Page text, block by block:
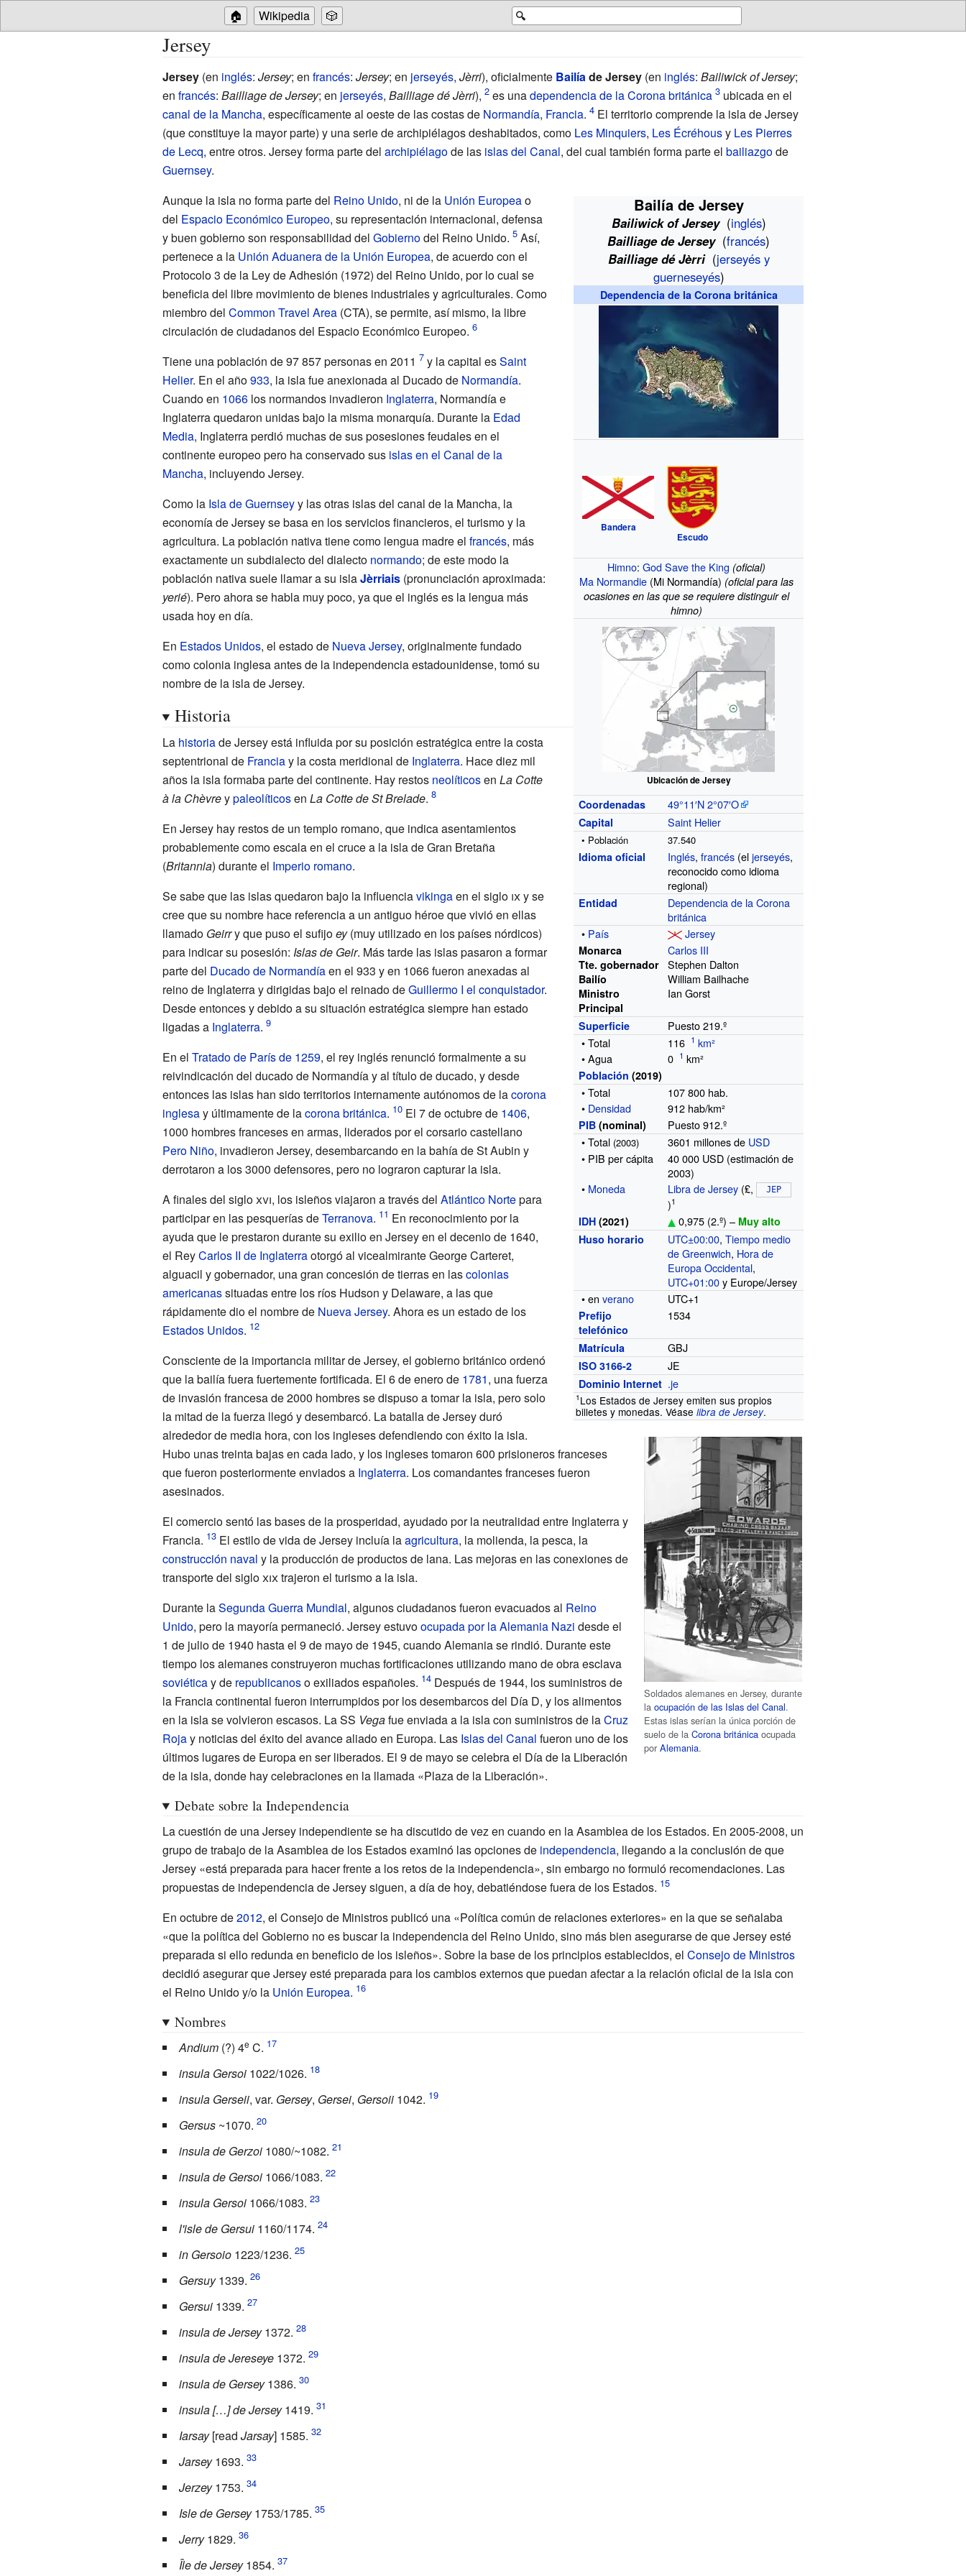
🔍
🏠 Wikipedia 🎲
Jersey
Jersey(en inglés: Jersey; en francés: Jersey; en jerseyés, Jèrri), oficialmente Bailía de Jersey(en inglés: Bailiwick of Jersey;
en francés: Bailliage de Jersey; en jerseyés, Bailliage dé Jèrri), es unadependencia de la Corona británica ubicada en el
canal de la Mancha, específicamente al oeste de las costas de Normandía, Francia. El territorio comprende la isla de Jersey
(que constituye la mayor parte) y una serie de archipiélagos deshabitados, como Les Minquiers, Les Écréhousy Les Pierres
de Lecq, entre otros. Jersey forma parte del archipiélagode las islas del Canal, del cual también forma parte el bailiazgode
Guernsey.
Bailía de Jersey
Bailiwick of Jersey (inglés)
Bailliage de Jersey (francés)
Bailliage dé Jèrri (jerseyés y
guerneseyés)
Dependencia de la Corona británica
Bandera
Escudo
Himno:God Save the King (oficial)
Ma Normandie (Mi Normandía) (oficial para las
ocasiones en las que se requiere distinguir el
himno)
Ubicación de Jersey
Coordenadas 49°11′N2°07′O
Capital Saint Helier
• Población 37.540
Idioma oficial Inglés,francés (eljerseyés,
reconocido como idioma
regional)
Entidad
Dependencia de la Corona
británica
• País Jersey
Monarca
Tte. gobernador
Bailío
Ministro
Principal
Carlos III
Stephen Dalton
William Bailhache
Ian Gorst
Superficie
Puesto 219.º
• Total
116
km²
• Agua
0 km²
Población (2019)
• Total 107 800 hab.
• Densidad 912 hab/km²
PIB (nominal)
Puesto 912.º
• Total (2003) 3601 millones de USD
• PIB per cápita
40 000 USD (estimación de
2003)
• Moneda Libra de Jersey (₤,
)1
IDH (2021) 0,975 (2.º) – Muy alto
Huso horario
UTC±00:00,Tiempo medio
de Greenwich, Hora de
Europa Occidental,
UTC+01:00y Europe/Jersey
• enverano UTC+1
Prefijo
telefónico
1534
Matrícula GBJ
ISO 3166-2 JE
Dominio Internet .je
1 Los Estados de Jersey emiten sus propios
billetes y monedas. Véaselibra de Jersey.
Aunque la isla no forma parte del Reino Unido, ni de la Unión Europeao
del Espacio Económico Europeo, su representación internacional, defensa
y buen gobierno son responsabilidad del Gobiernodel Reino Unido. Así,
pertenece a la Unión Aduanera de la Unión Europea, de acuerdo con el
Protocolo 3 de la Ley de Adhesión (1972) del Reino Unido, por lo cual se
beneficia del libre movimiento de bienes industriales y agriculturales. Como
miembro del Common Travel Area(CTA), se permite, así mismo, la libre
circulación de ciudadanos del Espacio Económico Europeo.
Tiene una población de 97857 personas en 2011 y la capital esSaint
Helier. En el año933, la isla fue anexionada al Ducado de Normandía.
Cuando en 1066los normandos invadieron Inglaterra, Normandía e
Inglaterra quedaron unidas bajo la misma monarquía. Durante la Edad
Media, Inglaterra perdió muchas de sus posesiones feudales en el
continente europeo pero ha conservado sus islas en el Canal de la
Mancha, incluyendo Jersey.
Como la Isla de Guernseyy las otras islas del canal de la Mancha, la
economía de Jersey se basa en los servicios financieros, el turismo y la
agricultura. La población nativa tiene como lengua madre el francés, más
exactamente un subdialecto del dialecto normando; de este modo la
población nativa suele llamar a su islaJèrriais(pronunciación aproximada:
yerié). Pero ahora se habla muy poco, ya que el inglés es la lengua más
usada hoy en día.
En Estados Unidos, el estado de Nueva Jersey, originalmente fundado
como colonia inglesa antes de la independencia estadounidense, tomó su
nombre de la isla de Jersey.
Historia
Soldados alemanes en Jersey, durante
laocupación de las Islas del Canal.
Estas islas serían la única porción de
suelo de laCorona británica ocupada
porAlemania.
La historiade Jersey está influida por su posición estratégica entre la costa
septentrional de Franciay la costa meridional de Inglaterra. Hace diez mil
años la isla formaba parte del continente. Hay restos neolíticosen La Cotte
à la Chèvreypaleolíticosen La Cotte de St Brelade.
En Jersey hay restos de un templo romano, que indica asentamientos
probablemente como escala en el cruce a la isla de Gran Bretaña
(Britannia) durante el Imperio romano.
Se sabe que las islas quedaron bajo la influenciavikingaen el siglo ix y se
cree que su nombre hace referencia a un antiguo héroe que vivió en ellas
llamado Geirry que puso el sufijoey(muy utilizado en los países nórdicos)
para indicar su posesión: Islas de Geir. Más tarde las islas pasaron a formar
parte del Ducado de Normandíaen el 933 y en 1066 fueron anexadas al
reino de Inglaterra y dirigidas bajo el reinado deGuillermo I el conquistador.
Desde entonces y debido a su situación estratégica siempre han estado
ligadas a Inglaterra.
En el Tratado de París de 1259, el rey inglés renunció formalmente a su
reivindicación del ducado de Normandía y al título de ducado, y desde
entonces las islas han sido territorios internamente autónomos de lacorona
inglesay últimamente de lacorona británica. El 7 de octubre de 1406,
1000 hombres franceses en armas, liderados por el corsario castellano
Pero Niño, invadieron Jersey, desembarcando en la bahía de St Aubin y
derrotaron a los 3000 defensores, pero no lograron capturar la isla.
A finales del sigloxvi, los isleños viajaron a través del Atlántico Nortepara
participar en las pesquerías deTerranova.
En reconocimiento por la
ayuda que le prestaron durante su exilio en Jersey en el decenio de 1640,
el ReyCarlos II de Inglaterraotorgó al vicealmirante George Carteret,
alguacil y gobernador, una gran concesión de tierras en lascolonias
americanassituadas entre los ríos Hudson y Delaware, a las que
rápidamente dio el nombre de Nueva Jersey. Ahora es un estado de los
Estados Unidos.
Consciente de la importancia militar de Jersey, el gobierno británico ordenó
que la bailía fuera fuertemente fortificada. El 6 de enero de 1781, una fuerza
de invasión francesa de 2000 hombres se dispuso a tomar la isla, pero solo
la mitad de la fuerza llegó y desembarcó. La batalla de Jersey duró
alrededor de media hora, con los ingleses defendiendo con éxito la isla.
Hubo unas treinta bajas en cada lado, y los ingleses tomaron 600 prisioneros franceses
que fueron posteriormente enviados a Inglaterra. Los comandantes franceses fueron
asesinados.
El comercio sentó las bases de la prosperidad, ayudado por la neutralidad entre Inglaterra y
Francia.
El estilo de vida de Jersey incluía laagricultura, la molienda, la pesca, la
construcción naval y la producción de productos de lana. Las mejoras en las conexiones de
transporte del sigloxix trajeron el turismo a la isla.
Durante laSegunda Guerra Mundial, algunos ciudadanos fueron evacuados al Reino
Unido, pero la mayoría permaneció. Jersey estuvoocupada por la Alemania Nazi desde el
1 de julio de 1940 hasta el 9 de mayo de 1945, cuando Alemania se rindió. Durante este
tiempo los alemanes construyeron muchas fortificaciones utilizando mano de obra esclava
soviéticay de republicanoso exiliados españoles.
Después de 1944, los suministros de
la Francia continental fueron interrumpidos por los desembarcos del Día D, y los alimentos
en la isla se volvieron escasos. La SS Vegafue enviada a la isla con suministros de laCruz
Rojay noticias del éxito del avance aliado en Europa. Las Islas del Canal fueron uno de los
últimos lugares de Europa en ser liberados. El 9 de mayo se celebra el Día de la Liberación
de la isla, donde hay celebraciones en la llamada «Plaza de la Liberación».
Debate sobre la Independencia
La cuestión de una Jersey independiente se ha discutido de vez en cuando en la Asamblea de los Estados. En 2005-2008, un
grupo de trabajo de la Asamblea de los Estados examinó las opciones de independencia, llegando a la conclusión de que
Jersey «está preparada para hacer frente a los retos de la independencia», sin embargo no formuló recomendaciones. Las
propuestas de independencia de Jersey siguen, a día de hoy, debatiéndose fuera de los Estados.
En octubre de2012, el Consejo de Ministros publicó una «Política común de relaciones exteriores» en la que se señalaba
«que la política del Gobierno no es buscar la independencia del Reino Unido, sino más bien asegurarse de que Jersey esté
preparada si ello redunda en beneficio de los isleños». Sobre la base de los principios establecidos, el Consejo de Ministros
decidió asegurar que Jersey esté preparada para los cambios externos que puedan afectar a la relación oficial de la isla con
el Reino Unido y/o la Unión Europea.
Nombres
Andium(?) 4e C.
insula Gersoi1022/1026.
insula Gerseii, var. Gersey, Gersei, Gersoii1042.
Gersus~1070.
insula de Gerzoi1080/~1082.
insula de Gersoi1066/1083.
insula Gersoi1066/1083.
l'isle de Gersui1160/1174.
in Gersoio1223/1236.
Gersuy1339.
Gersui1339.
insula de Jersey1372.
insula de Jereseye1372.
insula de Gersey1386.
insula […] de Jersey1419.
Iarsay[read Jarsay] 1585.
Jarsey1693.
Jerzey1753.
Isle de Gersey1753/1785.
Jerry1829.
Île de Jersey1854.